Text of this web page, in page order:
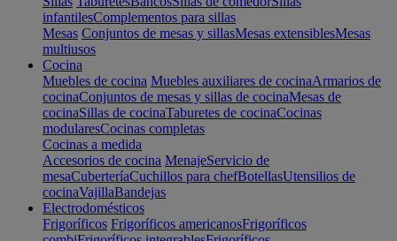
infantilesComplementos para sillas
Mesas Conjuntos de mesas y sillasMesas extensiblesMesas
multiusos
Cocina
Muebles de cocina Muebles auxiliares de cocinaArmarios de
cocinaConjuntos de mesas y sillas de cocinaMesas de
cocinaSillas de cocinaTaburetes de cocinaCocinas
modularesCocinas completas
Cocinas a medida
Accesorios de cocina MenajeServicio de
mesaCuberteríaCuchillos para chefBotellasUtensilios de
cocinaVajillaBandejas
Electrodomésticos
Frigoríficos Frigoríficos americanosFrigoríficos